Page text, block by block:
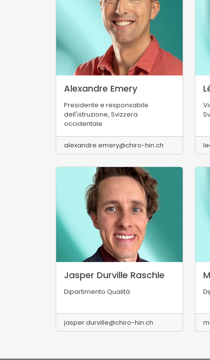
Alexandre Emery
Presidente e responsabile
dell'istruzione, Svizzera
occidentale
alexandre.emery@chiro-hin.ch
Jasper Durville Raschle
Dipartimento Qualità
jasper.durville@chiro-hin.ch